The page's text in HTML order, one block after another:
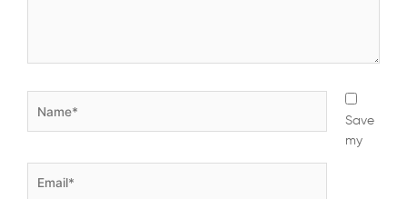
Save
my